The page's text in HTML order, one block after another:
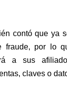
contó que ya
fraude, por lo
a sus
claves o